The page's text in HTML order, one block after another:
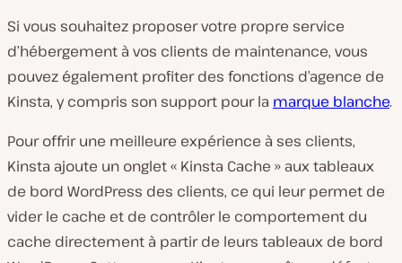
Si vous souhaitez proposer votre propre service
d’hébergement à vos clients de maintenance, vous
pouvez également profiter des fonctions d’agence de
Kinsta, y compris son support pour la marque blanche.
Pour offrir une meilleure expérience à ses clients,
Kinsta ajoute un onglet « Kinsta Cache » aux tableaux
de bord WordPress des clients, ce qui leur permet de
vider le cache et de contrôler le comportement du
cache directement à partir de leurs tableaux de bord